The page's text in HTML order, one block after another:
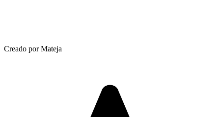
Creado por Mateja